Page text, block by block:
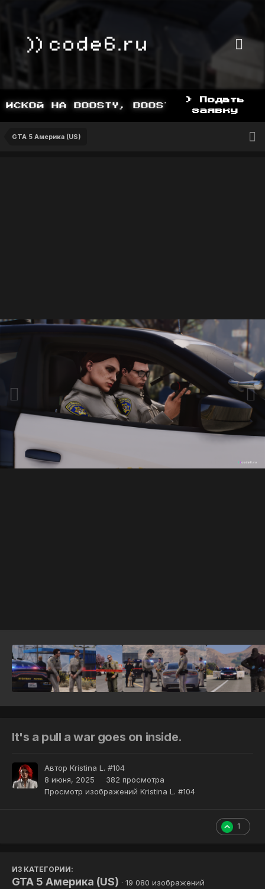
НА BOOSTY, BOOSTY.TO/YDDY
> Подать
заявку
GTA 5 Америка (US)
It's a pull a war goes on inside.
Автор Kristina L. #104
8 июня, 2025
382 просмотра
Просмотр изображений Kristina L. #104
1
ИЗ КАТЕГОРИИ:
GTA 5 Америка (US) · 19 080 изображений